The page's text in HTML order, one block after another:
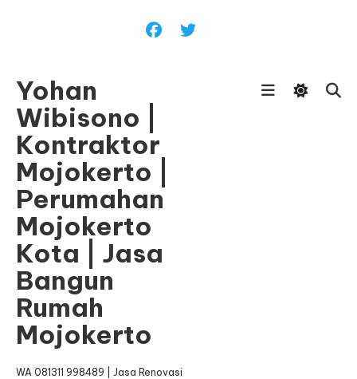
Yohan
Wibisono |
Kontraktor
Mojokerto |
Perumahan
Mojokerto
Kota | Jasa
Bangun
Rumah
Mojokerto
WA 081311 998489 | Jasa Renovasi